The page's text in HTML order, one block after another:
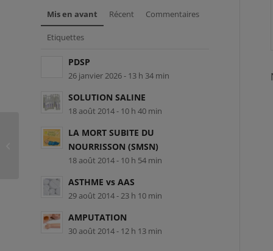
Mis en avant Récent Commentaires
Etiquettes
PDSP
26 janvier 2026 - 13 h 34 min
SOLUTION SALINE
18 août 2014 - 10 h 40 min
LA MORT SUBITE DU
NOURRISSON (SMSN)
18 août 2014 - 10 h 54 min
ASTHME vs AAS
29 août 2014 - 23 h 10 min
AMPUTATION
30 août 2014 - 12 h 13 min
ASTHME – URGENCE
RESPIRATOIRE